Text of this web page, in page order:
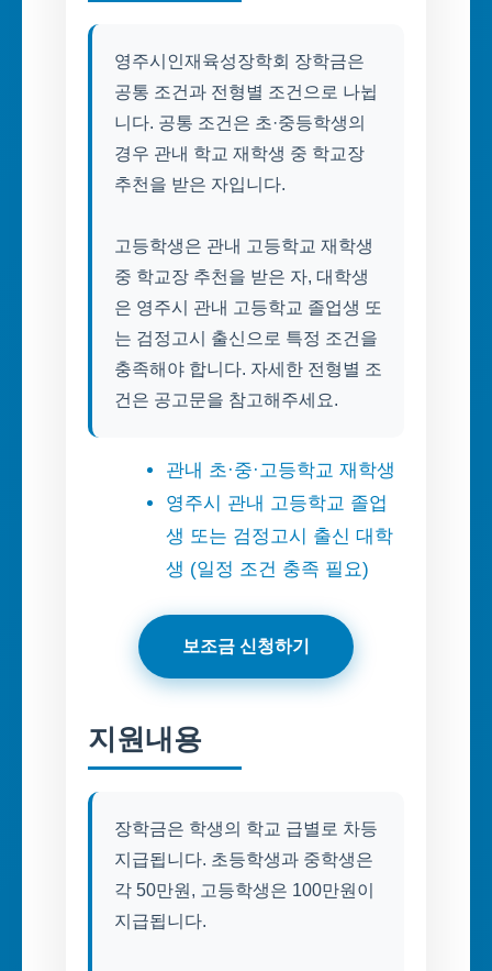
영주시인재육성장학회 장학금은
공통 조건과 전형별 조건으로 나뉩
니다. 공통 조건은 초·중등학생의
경우 관내 학교 재학생 중 학교장
추천을 받은 자입니다.
고등학생은 관내 고등학교 재학생
중 학교장 추천을 받은 자, 대학생
은 영주시 관내 고등학교 졸업생 또
는 검정고시 출신으로 특정 조건을
충족해야 합니다. 자세한 전형별 조
건은 공고문을 참고해주세요.
관내 초·중·고등학교 재학생
영주시 관내 고등학교 졸업
생 또는 검정고시 출신 대학
생 (일정 조건 충족 필요)
보조금 신청하기
지원내용
장학금은 학생의 학교 급별로 차등
지급됩니다. 초등학생과 중학생은
각 50만원, 고등학생은 100만원이
지급됩니다.